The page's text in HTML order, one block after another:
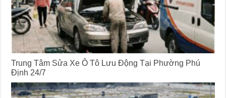
Trung Tâm Sửa Xe Ô Tô Lưu Động Tại Phường Phú
Định 24/7